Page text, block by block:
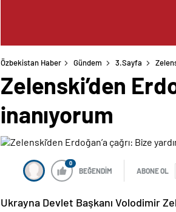
Özbekistan Haber Gündem 3.Sayfa
Zelenski’den
inanıyorum
0
BEĞENDİM ABONE OL
Ukrayna Devlet Başkanı Volodimir